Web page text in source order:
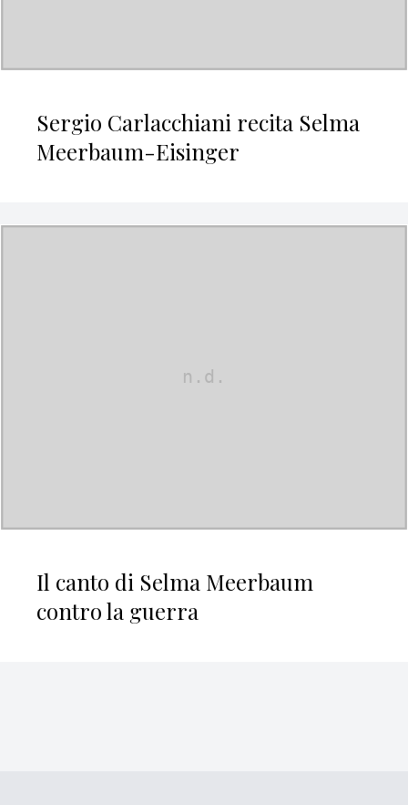
Sergio Carlacchiani recita Selma
Meerbaum-Eisinger
Il canto di Selma Meerbaum
contro la guerra